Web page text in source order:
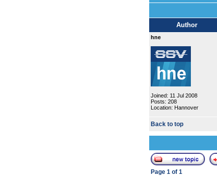
Author
hne
Joined: 11 Jul 2008
Posts: 208
Location: Hannover
Back to top
Page 1 of 1